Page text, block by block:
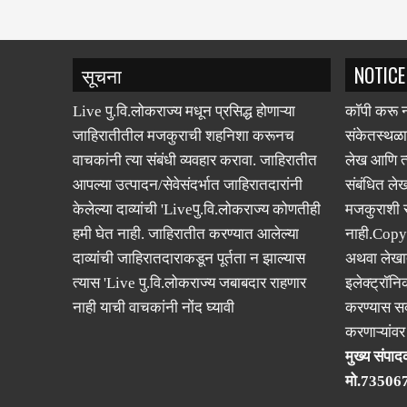
सूचना
Live पु.वि.लोकराज्य मधून प्रसिद्ध होणाऱ्या
जाहिरातीतील मजकुराची शहनिशा करूनच
वाचकांनी त्या संबंधी व्यवहार करावा. जाहिरातीत
आपल्या उत्पादन/सेवेसंदर्भात जाहिरातदारांनी
केलेल्या दाव्यांची 'Liveपु.वि.लोकराज्य कोणतीही
हमी घेत नाही. जाहिरातीत करण्यात आलेल्या
दाव्यांची जाहिरातदाराकडून पूर्तता न झाल्यास
त्यास 'Live पु.वि.लोकराज्य जबाबदार राहणार
नाही याची वाचकांनी नोंद घ्यावी
NOTICE
कॉपी करू
लेख आणि
संबंधित
अथवा
करण्यास
मुख्य